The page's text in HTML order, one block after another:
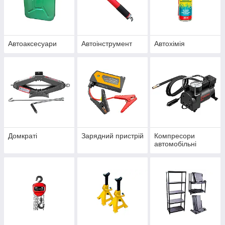
Автоаксесуари Автоінструмент Автохімія
Домкраті Зарядний пристрій
Компресори
автомобільні